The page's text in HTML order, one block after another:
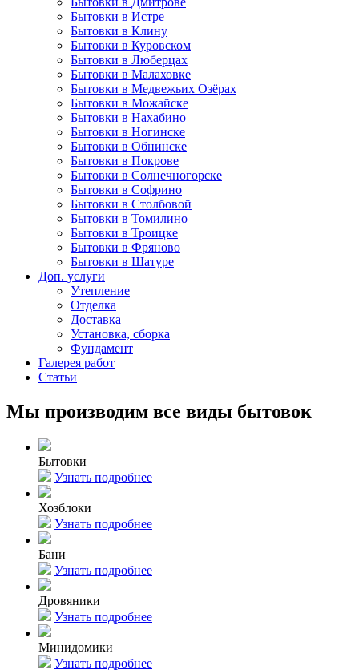
Бытовки в Истре
Бытовки в Клину
Бытовки в Куровском
Бытовки в Люберцах
Бытовки в Малаховке
Бытовки в Медвежьих Озёрах
Бытовки в Можайске
Бытовки в Нахабино
Бытовки в Ногинске
Бытовки в Обнинске
Бытовки в Покрове
Бытовки в Солнечногорске
Бытовки в Софрино
Бытовки в Столбовой
Бытовки в Томилино
Бытовки в Троицке
Бытовки в Фряново
Бытовки в Шатуре
Доп. услуги
Утепление
Отделка
Доставка
Установка, сборка
Фундамент
Галерея работ
Статьи
Мы производим все виды бытовок
Бытовки
Узнать подробнее
Хозблоки
Узнать подробнее
Бани
Узнать подробнее
Дровяники
Узнать подробнее
Минидомики
Узнать подробнее